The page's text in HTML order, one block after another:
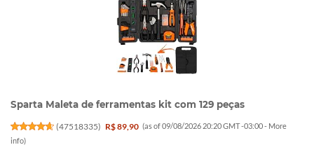
Sparta Maleta de ferramentas kit com 129 peças
(47518335) R$ 89,90 (as of 09/08/2026 20:20 GMT -03:00 - More
info)